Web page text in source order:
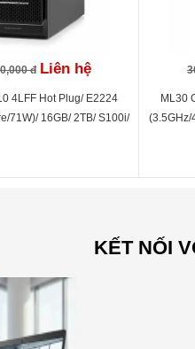
đ Liên hệ
4LFF Hot Plug/ E2224
71W)/ 16GB/ 2TB/ S100i/
ML30
(3.5GHz/
KẾT NỐI